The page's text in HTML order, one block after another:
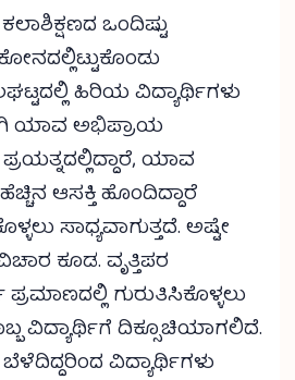
ಒಂದಿಷ್ಟು
ಹಿರಿಯ ವಿದ್ಯಾರ್ಥಿಗಳು
ಯಾವ ಅಭಿಪ್ರಾಯ
ಯಾವ
ಆಸಕ್ತಿ ಹೊಂದಿದ್ದಾರೆ
ಸಾಧ್ಯವಾಗುತ್ತದೆ. ಅಷ್ಟೇ
ಕೂಡ. ವೃತ್ತಿಪರ
ಗುರುತಿಸಿಕೊಳ್ಳಲು
ವಿದ್ಯಾರ್ಥಿಗೆ ದಿಕ್ಸೂಚಿಯಾಗಲಿದೆ.
ಬೆಳೆದಿದ್ದರಿಂದ ವಿದ್ಯಾರ್ಥಿಗಳು